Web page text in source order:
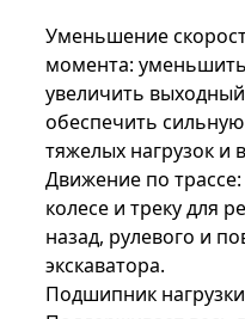
Уменьшение
момента: уменьшить
увеличить
обеспечить
тяжелых нагрузок и
Движение по
колесе и треку для
назад, рулевого и
экскаватора.
Подшипник